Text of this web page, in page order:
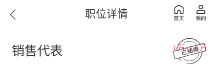
职位详情
销售代表 1万-1.5万